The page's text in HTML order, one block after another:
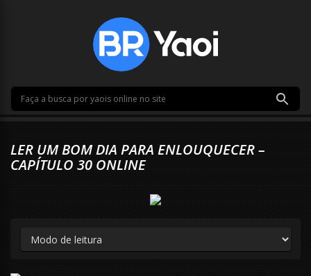
LER UM BOM DIA PARA ENLOUQUECER –
CAPÍTULO 30 ONLINE